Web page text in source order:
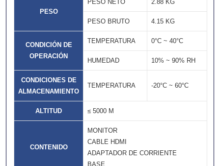
PESO
PESO NETO 2.88 KG
PESO BRUTO 4.15 KG
CONDICIÓN DE
OPERACIÓN
TEMPERATURA 0°C ~ 40°C
HUMEDAD 10% ~ 90% RH
CONDICIONES DE
ALMACENAMIENTO
TEMPERATURA -20°C ~ 60°C
ALTITUD ≤ 5000 M
CONTENIDO
MONITOR
CABLE HDMI
ADAPTADOR DE CORRIENTE
BASE